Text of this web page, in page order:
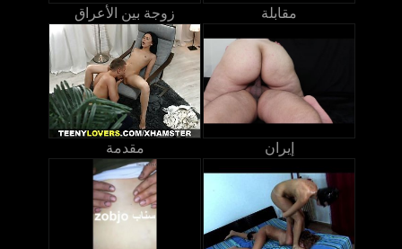
زوجة بين الأعراق مقابلة
مقدمة إيران